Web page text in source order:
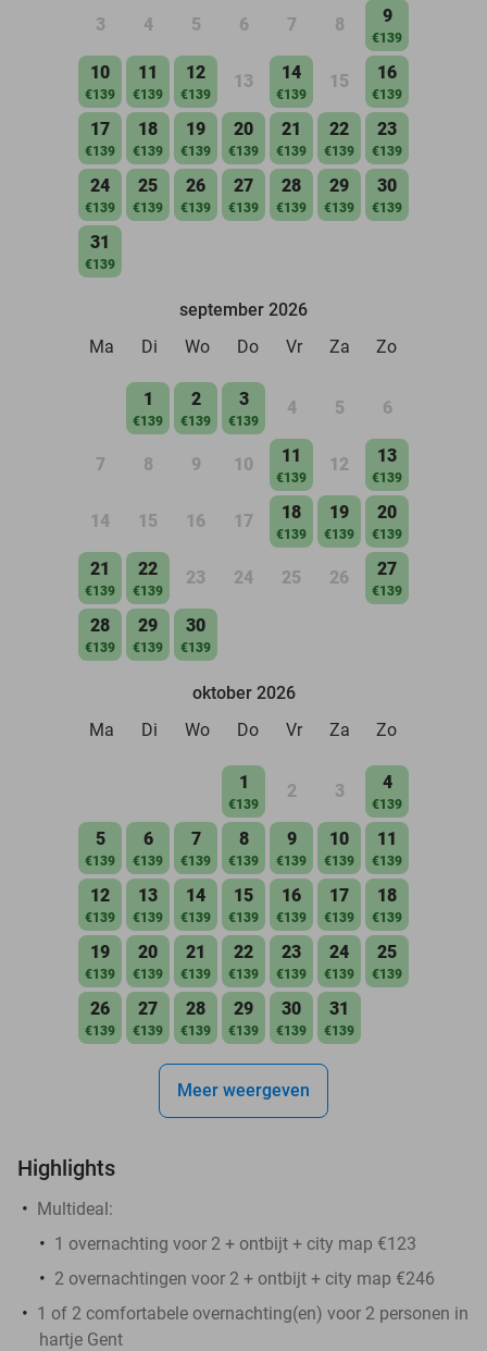
3 4 5 6 7 8 9
€139
10
€139
11
€139
12
€139
13 14
€139
15 16
€139
17
€139
18
€139
19
€139
20
€139
21
€139
22
€139
23
€139
24
€139
25
€139
26
€139
27
€139
28
€139
29
€139
30
€139
31
€139
september 2026
Ma
Di Wo Do Vr Za Zo
1
€139
2
€139
3
€139
4 5 6
7 8 9 10 11
€139
12 13
€139
14 15 16 17 18
€139
19
€139
20
€139
21
€139
22
€139
23 24 25 26 27
€139
28
€139
29
€139
30
€139
oktober 2026
Ma
Di Wo Do Vr Za Zo
1
€139
2 3 4
€139
5
€139
6
€139
7
€139
8
€139
9
€139
10
€139
11
€139
12
€139
13
€139
14
€139
15
€139
16
€139
17
€139
18
€139
19
€139
20
€139
21
€139
22
€139
23
€139
24
€139
25
€139
26
€139
27
€139
28
€139
29
€139
30
€139
31
€139
Meer weergeven
Highlights
Multideal:
1 overnachting voor 2 + ontbijt + city map €123
2 overnachtingen voor 2 + ontbijt + city map €246
1 of 2 comfortabele overnachting(en) voor 2 personen in
hartje Gent